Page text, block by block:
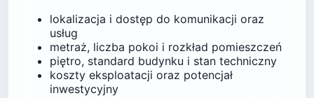
lokalizacja i dostęp do komunikacji oraz
usług
metraż, liczba pokoi i rozkład pomieszczeń
piętro, standard budynku i stan techniczny
koszty eksploatacji oraz potencjał
inwestycyjny